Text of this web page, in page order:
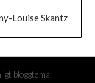
Louise Skantz
bloggtema